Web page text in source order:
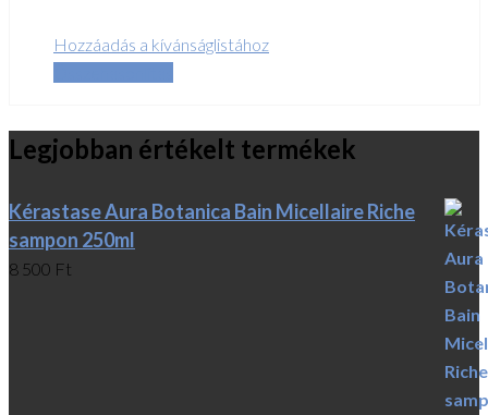
Hozzáadás a kívánságlistához
Legjobban értékelt termékek
Kérastase Aura Botanica Bain Micellaire Riche
sampon 250ml
8 500 Ft